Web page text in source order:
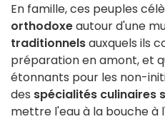
En famille, ces peuples
orthodoxeautour d'une
traditionnelsauxquels ils
préparation en amont, et
étonnants pour les non-
des spécialités culinaires
mettre l'eau à la bouche à